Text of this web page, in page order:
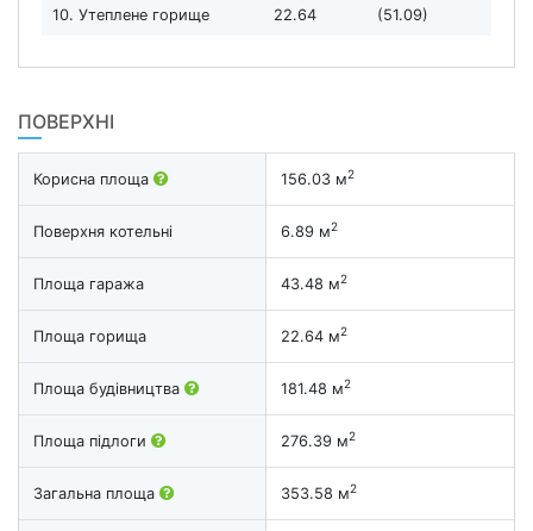
10. Утеплене горище 22.64 (51.09)
ПОВЕРХНІ
Корисна площа 156.03 м2
Поверхня котельні 6.89 м2
Площа гаража 43.48 м2
Площа горища 22.64 м2
Площа будівництва 181.48 м2
Площа підлоги 276.39 м2
Загальна площа 353.58 м2